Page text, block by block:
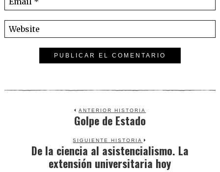
ANTERIOR HISTORIA
Previous
Golpe de Estado
SIGUIENTE HISTORIA
Next
post:
De la ciencia al asistencialismo. La
extensión universitaria hoy